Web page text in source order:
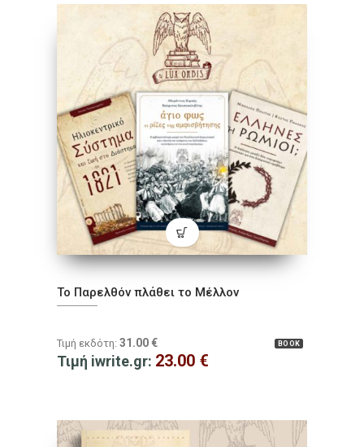
Το Παρελθόν πλάθει το Μέλλον
BOOK
Τιμή εκδότη: 31.00 €
Τιμή iwrite.gr: 23.00 €